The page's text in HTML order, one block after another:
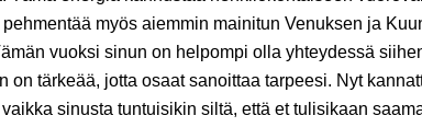
myös aiemmin mainitun Venuksen ja
vuoksi sinun on helpompi olla yhteydessä
on tärkeää, jotta osaat sanoittaa tarpeesi. Nyt
sinusta tuntuisikin siltä, että et tulisikaan